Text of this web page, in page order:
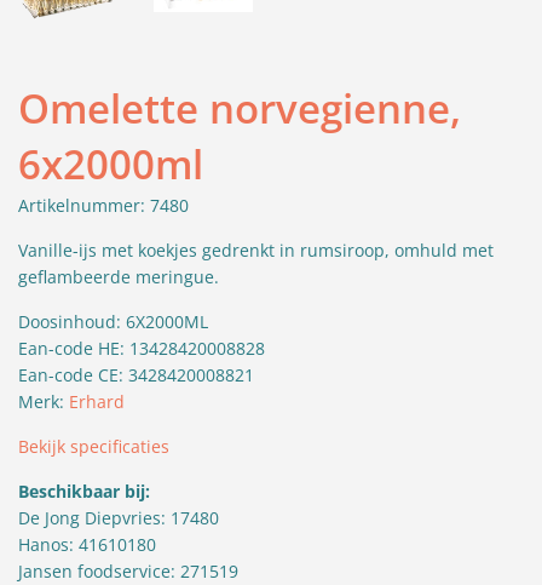
Omelette norvegienne,
6x2000ml
Artikelnummer: 7480
Vanille-ijs met koekjes gedrenkt in rumsiroop, omhuld met
geflambeerde meringue.
Doosinhoud: 6X2000ML
Ean-code HE: 13428420008828
Ean-code CE: 3428420008821
Merk: Erhard
Bekijk specificaties
Beschikbaar bij:
De Jong Diepvries: 17480
Hanos: 41610180
Jansen foodservice: 271519